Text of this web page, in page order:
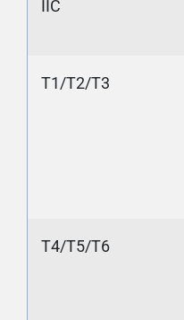
IIC
T1/T2/T3
T4/T5/T6